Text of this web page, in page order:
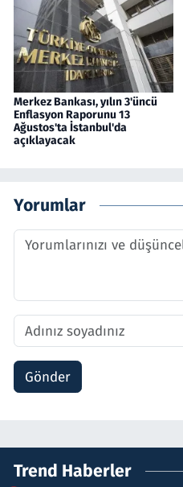
Merkez Bankası, yılın 3'üncü
Enflasyon Raporunu 13
Ağustos'ta İstanbul'da
açıklayacak
Yorumlar
Gönder
Trend Haberler